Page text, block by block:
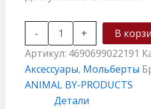
- +
В
Артикул: 4690699022191
Аксессуары, Мольберты
ANIMAL BY-PRODUCTS
Детали